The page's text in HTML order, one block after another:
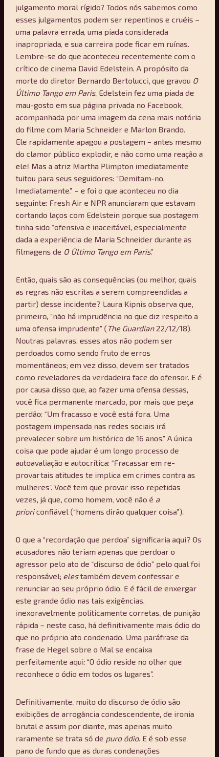
julgamento moral rígido? Todos nós sabemos como
esses julgamentos podem ser repentinos e cruéis –
uma palavra errada, uma piada considerada
inapropriada, e sua carreira pode ficar em ruínas.
Lembre-se do que aconteceu recentemente com o
crítico de cinema David Edelstein. A propósito da
morte do diretor Bernardo Bertolucci, que gravou O
Último Tango em Paris, Edelstein fez uma piada de
mau-gosto em sua página privada no Facebook,
acompanhada por uma imagem da cena mais notória
do filme com Maria Schneider e Marlon Brando.
Ele rapidamente apagou a postagem – antes mesmo
do clamor público explodir, e não como uma reação a
ele! Mas a atriz Martha Plimpton imediatamente
tuitou para seus seguidores: “Demitam-no.
Imediatamente.” – e foi o que aconteceu no dia
seguinte: Fresh Air e NPR anunciaram que estavam
cortando laços com Edelstein porque sua postagem
tinha sido “ofensiva e inaceitável, especialmente
dada a experiência de Maria Schneider durante as
filmagens de O Último Tango em Paris.”
Então, quais são as consequências (ou melhor, quais
as regras não escritas a serem compreendidas a
partir) desse incidente? Laura Kipnis observa que,
primeiro, “não há imprudência no que diz respeito a
uma ofensa imprudente” ( The Guardian22/12/18).
Noutras palavras, esses atos não podem ser
perdoados como sendo fruto de erros
momentâneos; em vez disso, devem ser tratados
como reveladores da verdadeira face do ofensor. E é
por causa disso que, ao fazer uma ofensa dessas,
você fica permanente marcado, por mais que peça
perdão: “Um fracasso e você está fora. Uma
postagem impensada nas redes sociais irá
prevalecer sobre um histórico de 16 anos.” A única
coisa que pode ajudar é um longo processo de
autoavaliação e autocrítica: “Fracassar em re-
provar tais atitudes te implica em crimes contra as
mulheres”. Você tem que provar isso repetidas
vezes, já que, como homem, você não é a
prioriconfiável (“homens dirão qualquer coisa”).
O que a “recordação que perdoa” significaria aqui? Os
acusadores não teriam apenas que perdoar o
agressor pelo ato de “discurso de ódio” pelo qual foi
responsável; elestambém devem confessar e
renunciar ao seu próprio ódio. E é fácil de enxergar
este grande ódio nas tais exigências,
inexoravelmente politicamente corretas, de punição
rápida – neste caso, há definitivamente mais ódio do
que no próprio ato condenado. Uma paráfrase da
frase de Hegel sobre o Mal se encaixa
perfeitamente aqui: “O ódio reside no olhar que
reconhece o ódio em todos os lugares”.
Definitivamente, muito do discurso de ódio são
exibições de arrogância condescendente, de ironia
brutal e assim por diante, mas apenas muito
raramente se trata só de puro ódio. E é sob esse
pano de fundo que as duras condenações